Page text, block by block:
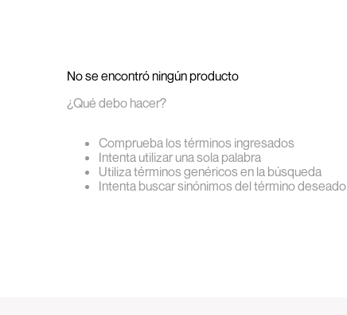
No se encontró ningún producto
¿Qué debo hacer?
Comprueba los términos ingresados
Intenta utilizar una sola palabra
Utiliza términos genéricos en la búsqueda
Intenta buscar sinónimos del término deseado